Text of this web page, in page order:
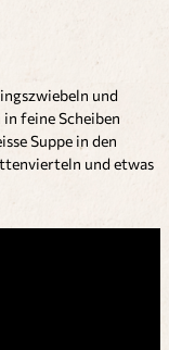
und
feine Scheiben
Suppe in den
und etwas